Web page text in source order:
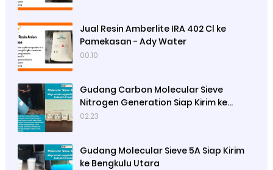
Jual Resin Amberlite IRA 402 Cl ke
Pamekasan - Ady Water
00.10
Gudang Carbon Molecular Sieve
Nitrogen Generation Siap Kirim ke
Sibolga
02.23
Gudang Molecular Sieve 5A Siap Kirim
ke Bengkulu Utara